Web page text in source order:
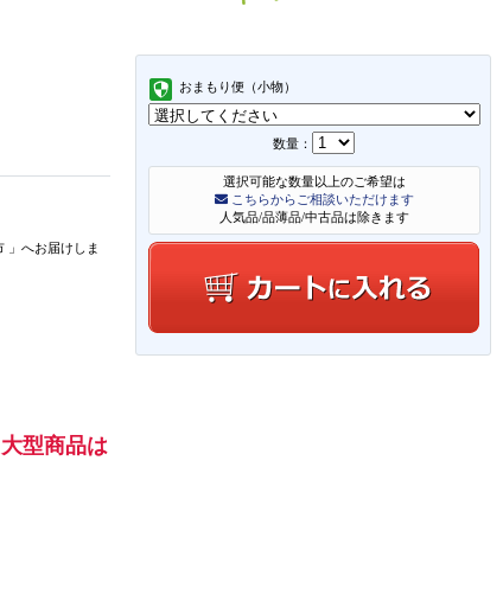
おまもり便（小物）
数量：
選択可能な数量以上のご希望は
こちらからご相談いただけます
人気品/品薄品/中古品は除きます
」 へお届けしま
型商品は